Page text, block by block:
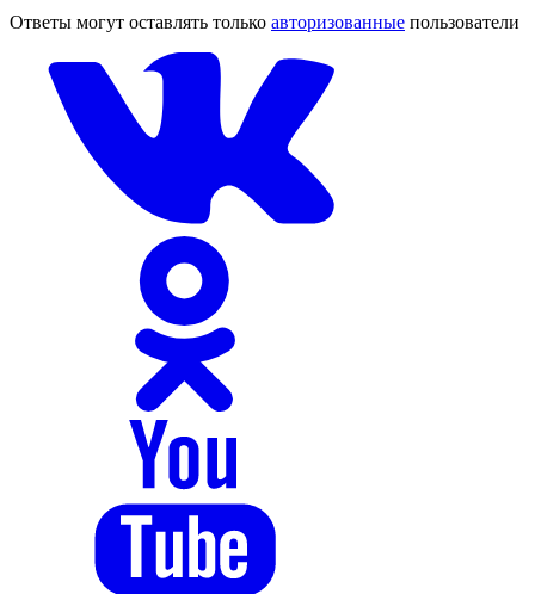
Ответы могут оставлять только авторизованные пользователи